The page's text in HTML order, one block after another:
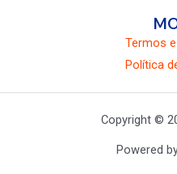
Termos
Política
Copyright ©
Powered